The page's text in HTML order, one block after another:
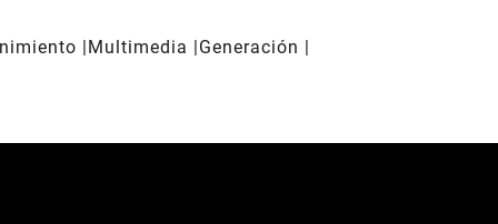
Multimedia
Generación